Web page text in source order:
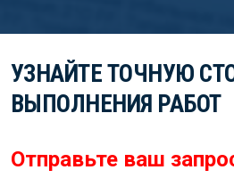
УЗНАЙТЕ ТОЧНУЮ
ВЫПОЛНЕНИЯ РАБОТ
Отправьте ваш